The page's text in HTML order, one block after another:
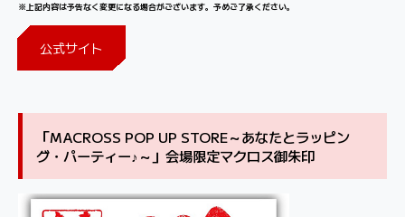
※上記内容は予告なく変更になる場合がございます。予めご了承ください。
公式サイト
「MACROSS POP UP STORE～あなたとラッピン
グ・パーティー♪～」会場限定マクロス御朱印